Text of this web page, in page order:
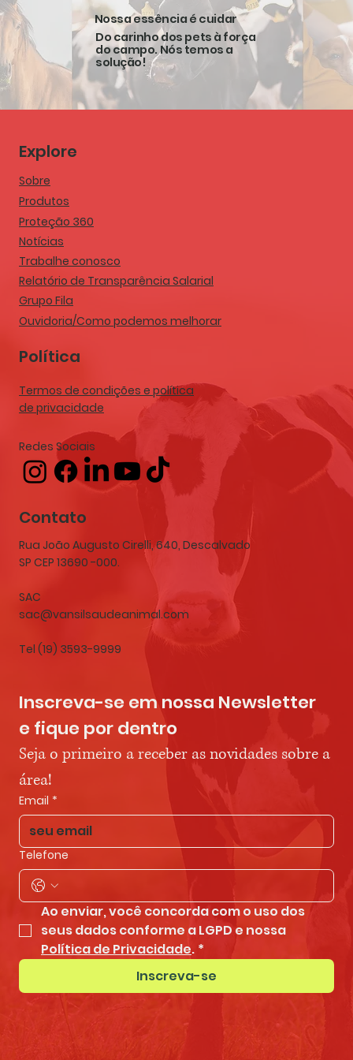
online. Acesse o conteúdo completo e
confira como a sanidade integrada pode
impactar diretamente os resultados da
produção animal....
as suas s
Nossa essência é cuidar
Do carinho dos pets à força
do campo. Nós temos a
solução!
Explore
Sobre
Produtos
Proteção 360
Notícias
Trabalhe conosco
Relatório de Transparência Salarial
Grupo Fila
Ouvidoria/Como podemos melhorar
Política
Termos de condições e política
de privacidade
Redes Sociais
Contato
Rua João Augusto Cirelli, 640, Descalvado
SP CEP 13690 -000.
SAC
sac@vansilsaudeanimal.com
Tel (19) 3593-9999
Inscreva-se em nossa Newsletter
e fique por dentro
Seja o primeiro a receber as novidades sobre a
área!
Email *
Telefone
Ao enviar, você concorda com o uso dos
Política de Privacidade. *
Inscreva-se